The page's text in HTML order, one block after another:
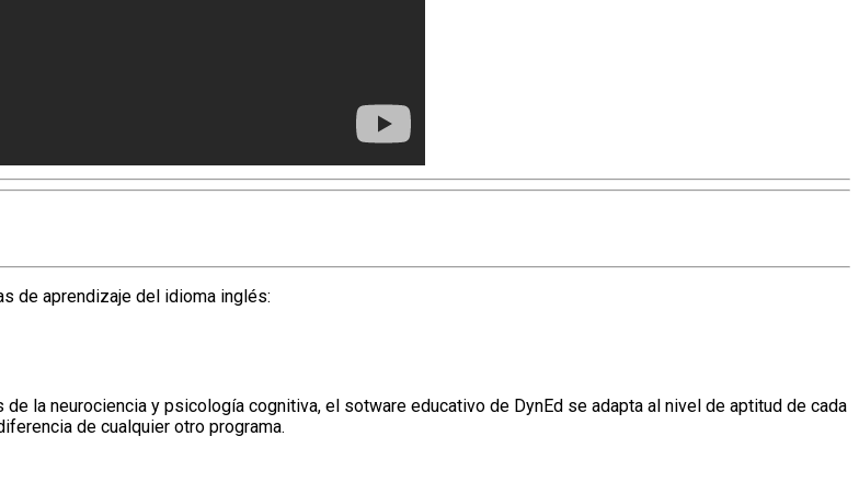
de aprendizaje del idioma inglés:
la neurociencia y psicología cognitiva, el sotware educativo de DynEd se adapta al nivel de aptitud de cada
de cualquier otro programa.